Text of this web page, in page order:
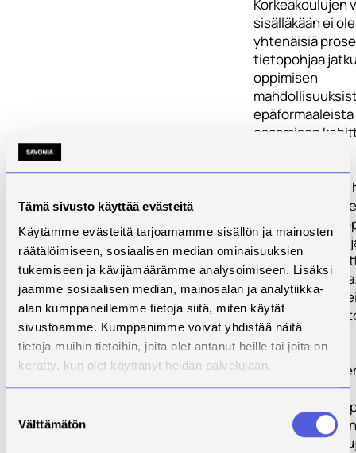
Tämä sivusto käyttää evästeitä
Käytämme evästeitä tarjoamamme sisällön ja mainosten
räätälöimiseen, sosiaalisen median ominaisuuksien
tukemiseen ja kävijämäärämme analysoimiseen. Lisäksi
jaamme sosiaalisen median, mainosalan ja analytiikka-
alan kumppaneillemme tietoja siitä, miten käytät
sivustoamme. Kumppanimme voivat yhdistää näitä
tietoja muihin tietoihin, joita olet antanut heille tai joita on
kerätty, kun olet käyttänyt heidän palvelujaan.
valinta
Välttämätön
Korkeakoulujen
sisälläkään ei ole
yhtenäisiä
tietopohjaa
oppimisen
epäformaaleista
osaamisen
ole
hyödynnetty
polulla ja sen
oppijoiden,
ohjaajien
kuten tekoälyä
hyödynnetä
kokoamiseen ja
analysoimiseen
toimijoiden
tarjoomatiedon
esittämiseen ja
yhteisiä